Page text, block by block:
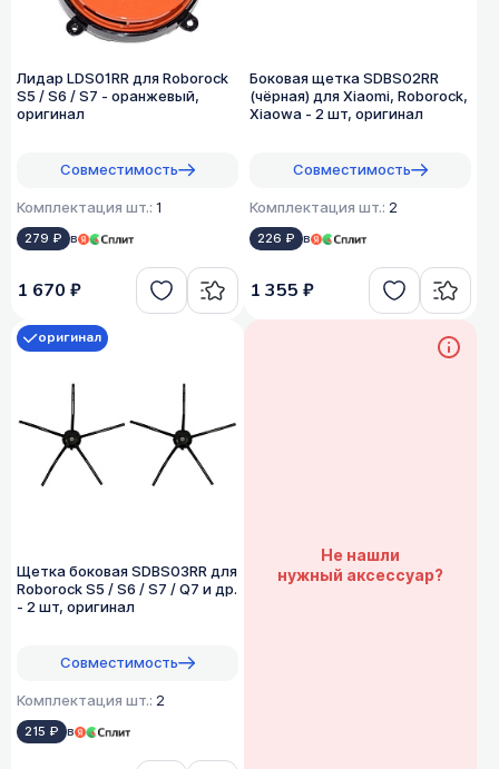
Лидар LDS01RR для Roborock
S5 / S6 / S7 - оранжевый,
оригинал
Совместимость
Комплектация шт.: 1
279 ₽ в
1 670 ₽
Боковая щетка SDBS02RR
(чёрная) для Xiaomi, Roborock,
Xiaowa - 2 шт, оригинал
Совместимость
Комплектация шт.: 2
226 ₽ в
1 355 ₽
Щетка боковая SDBS03RR для
Roborock S5 / S6 / S7 / Q7 и др.
- 2 шт, оригинал
Совместимость
Комплектация шт.: 2
215 ₽ в
оригинал
Не нашли
нужный аксессуар?